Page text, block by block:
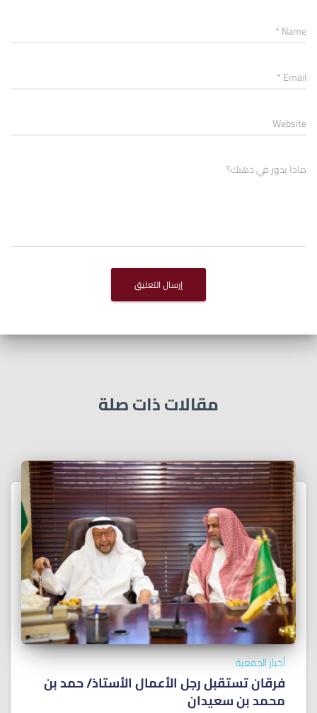
Name
*
Email
*
Website
ماذا يدور في ذهنك؟
مقالات ذات صلة
أخبار الجمعية
فرقان تستقبل رجل الأعمال الأستاذ/ ﺣﻤﺪ ﺑﻦ
ﻣﺤﻤﺪ ﺑﻦ ﺳﻌﻴﺪان